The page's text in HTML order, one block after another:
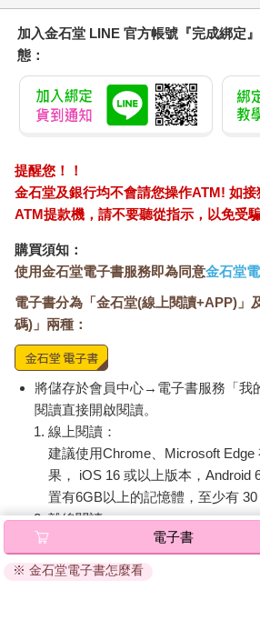
加入金石堂 LINE 官方帳號『完成綁定
態：
提醒您！！
金石堂及銀行均不會請您操作ATM! 如
ATM提款機，請不要聽從指示，以免受
購買須知：
使用金石堂電子書服務即為同意金石堂
電子書分為「金石堂(線上閱讀+APP)」
碼)」兩種：
將儲存於會員中心→電子書服務「我
閱讀直接開啟閱讀。
線上閱讀：
建議使用Chrome、Microsoft
果， iOS 16 或以上版本，Android
置有6GB以上的記憶體，至少有
離線閱讀：
Android
安裝電子書APP後，請依照提示登
電子書
※ 金石堂電子書怎麼看